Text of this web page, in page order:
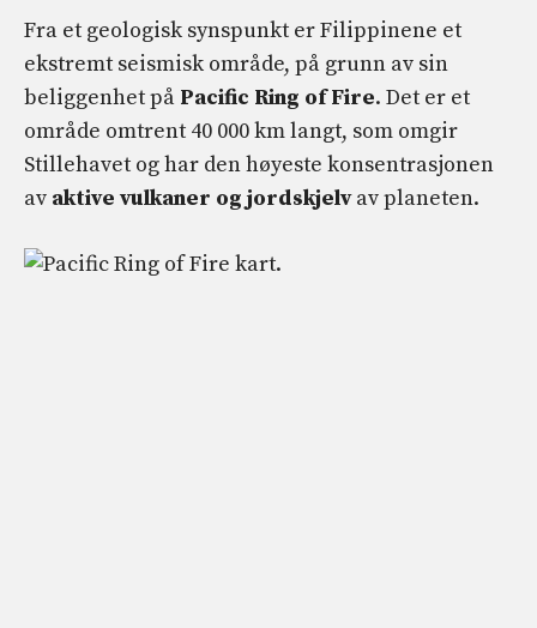
Fra et geologisk synspunkt er Filippinene et
ekstremt seismisk område, på grunn av sin
beliggenhet på Pacific Ring of Fire. Det er et
område omtrent 40 000 km langt, som omgir
Stillehavet og har den høyeste konsentrasjonen
av aktive vulkaner og jordskjelvav planeten.